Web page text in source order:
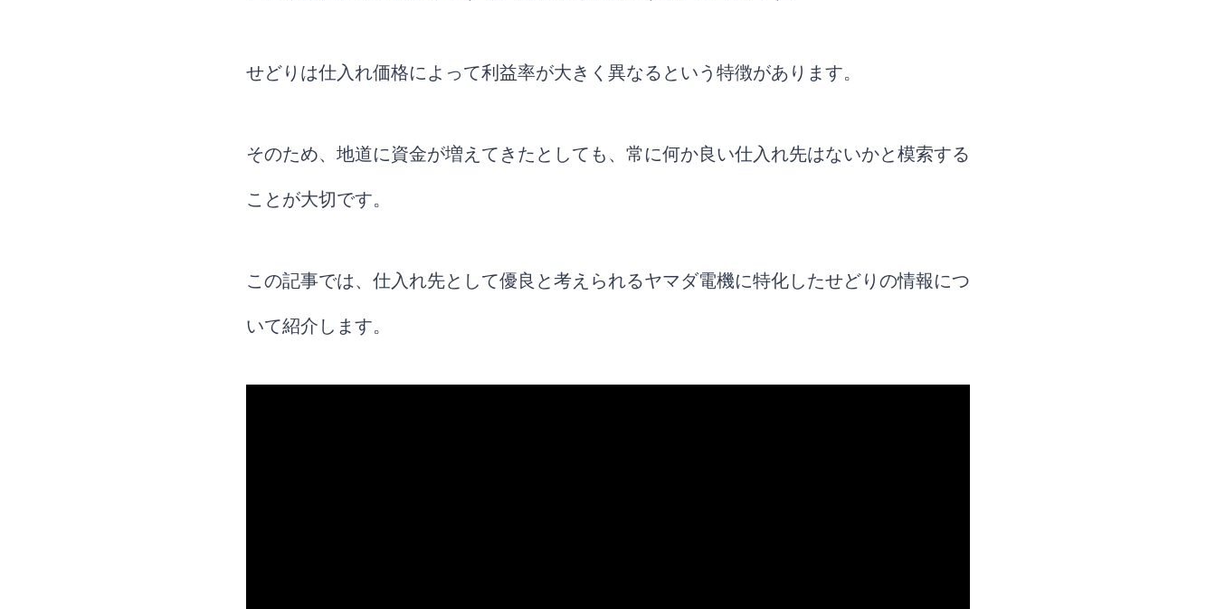
ヤマダ電機せどりのテクニック
多くのセールが開催されるので活用
せどりは仕入れ価格によって利益率が大きく異なるという特徴があります。
そのため、地道に資金が増えてきたとしても、常に何か良い仕入れ先はないかと模索する
ことが大切です。
この記事では、仕入れ先として優良と考えられるヤマダ電機に特化したせどりの情報につ
いて紹介します。